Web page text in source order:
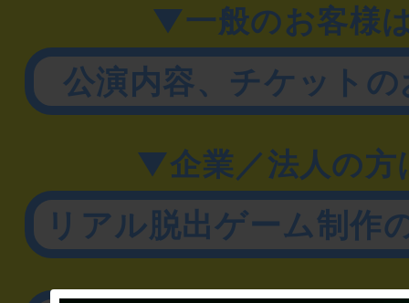
▼一般のお客様
公演内容、チケット
▼企業／法人の方
リアル脱出ゲーム制作